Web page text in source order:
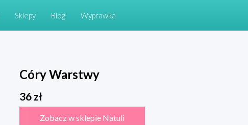
Sklepy Blog Wyprawka
Córy Warstwy
36zł
Zobacz w sklepie Natuli